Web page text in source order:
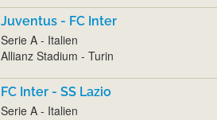
Juventus - FC Inter
Serie A - Italien
Allianz Stadium - Turin
FC Inter - SS Lazio
Serie A - Italien